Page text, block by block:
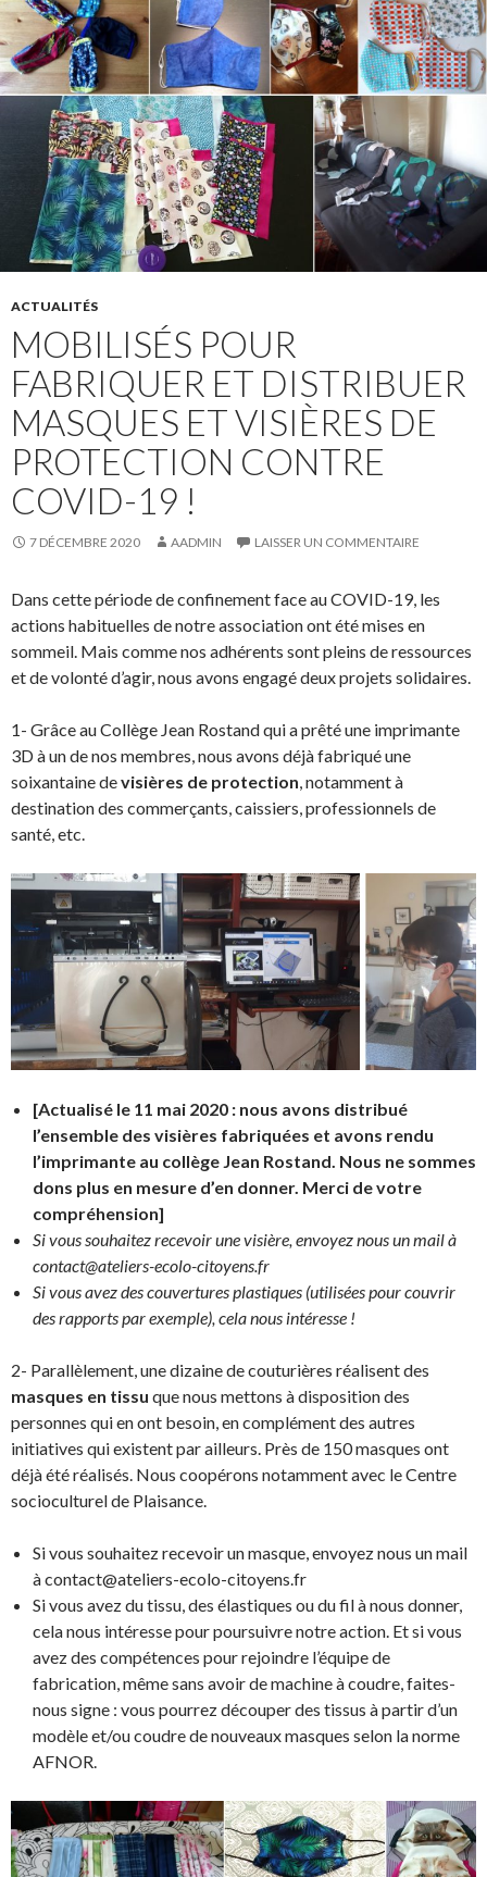
ACTUALITÉS
MOBILISÉS POUR
FABRIQUER ET DISTRIBUER
MASQUES ET VISIÈRES DE
PROTECTION CONTRE
COVID-19 !
7 DÉCEMBRE 2020 AADMIN LAISSER UN COMMENTAIRE
Dans cette période de confinement face au COVID-19, les
actions habituelles de notre association ont été mises en
sommeil. Mais comme nos adhérents sont pleins de ressources
et de volonté d’agir, nous avons engagé deux projets solidaires.
1- Grâce au Collège Jean Rostand qui a prêté une imprimante
3D à un de nos membres, nous avons déjà fabriqué une
soixantaine devisières de protection, notamment à
destination des commerçants, caissiers, professionnels de
santé, etc.
[Actualisé le 11 mai 2020 : nous avons distribué
l’ensemble des visières fabriquées et avons rendu
l’imprimante au collège Jean Rostand. Nous ne sommes
dons plus en mesure d’en donner. Merci de votre
compréhension]
Si vous souhaitez recevoir une visière, envoyez nous un mail à
contact@ateliers-ecolo-citoyens.fr
Si vous avez des couvertures plastiques (utilisées pour couvrir
des rapports par exemple), cela nous intéresse !
2- Parallèlement, une dizaine de couturières réalisent des
masques en tissu que nous mettons à disposition des
personnes qui en ont besoin, en complément des autres
initiatives qui existent par ailleurs. Près de 150 masques ont
déjà été réalisés. Nous coopérons notamment avec le Centre
socioculturel de Plaisance.
Si vous souhaitez recevoir un masque, envoyez nous un mail
à contact@ateliers-ecolo-citoyens.fr
Si vous avez du tissu, des élastiques ou du fil à nous donner,
cela nous intéresse pour poursuivre notre action. Et si vous
avez des compétences pour rejoindre l’équipe de
fabrication, même sans avoir de machine à coudre, faites-
nous signe : vous pourrez découper des tissus à partir d’un
modèle et/ou coudre de nouveaux masques selon la norme
AFNOR.